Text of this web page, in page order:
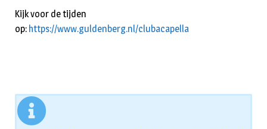
Kijk voor de tijden
op: https://www.guldenberg.nl/clubacapella